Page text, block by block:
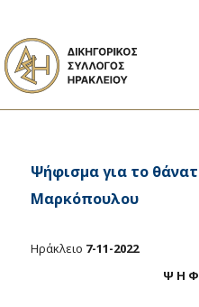
Ψήφισμα για το
Μαρκόπουλου
Ηράκλειο 7-11-2022
Ψ Η Φ